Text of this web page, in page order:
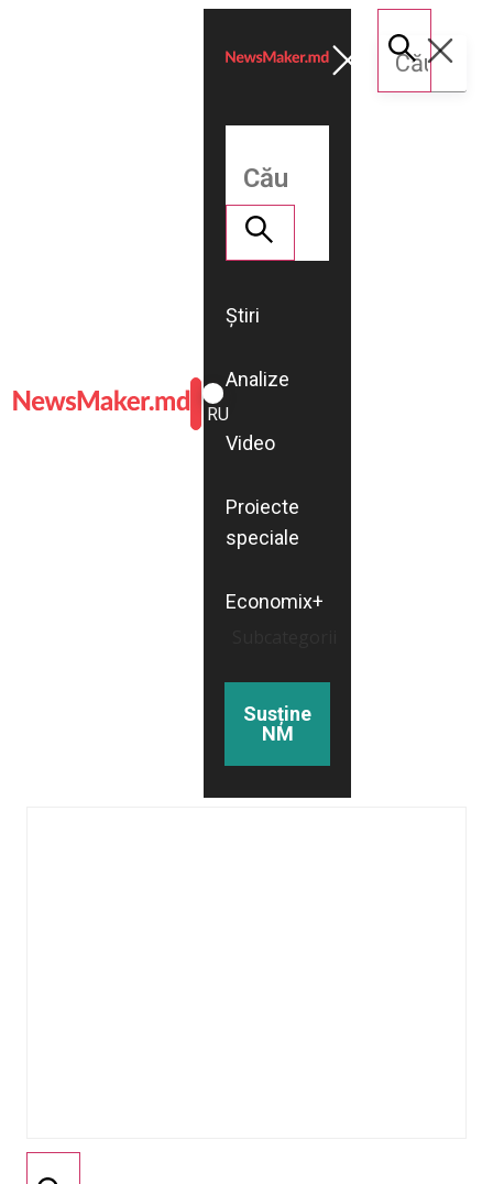
ROMÂNĂ
RU
Știri
Analize
Video
Proiecte
speciale
Economix+
Susține
NM